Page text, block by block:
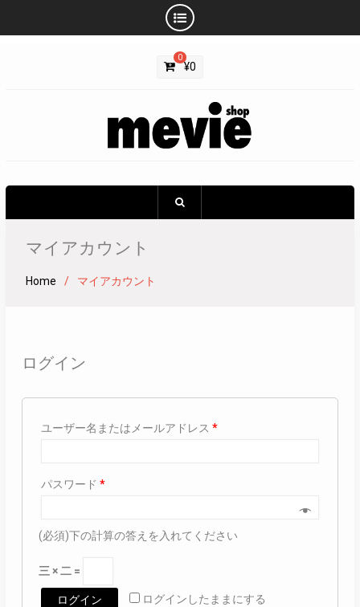
0
¥0
マイアカウント
Home マイアカウント
ログイン
ユーザー名またはメールアドレス *
パスワード *
(必須)下の計算の答えを入れてください
三 × 二 =
ログインしたままにする
ログイン